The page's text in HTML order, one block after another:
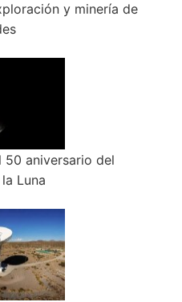
y minería de
50 aniversario del
Luna